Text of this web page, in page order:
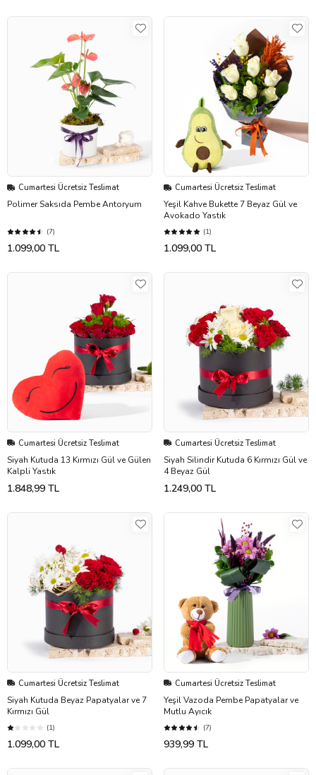
Cumartesi Ücretsiz Teslimat
Polimer Saksıda Pembe Antoryum
(7)
1.099,00 TL
Cumartesi Ücretsiz Teslimat
Yeşil Kahve Bukette 7 Beyaz Gül ve
Avokado Yastık
(1)
1.099,00 TL
Cumartesi Ücretsiz Teslimat
Siyah Kutuda 13 Kırmızı Gül ve Gülen
Kalpli Yastık
1.848,99 TL
Cumartesi Ücretsiz Teslimat
Siyah Silindir Kutuda 6 Kırmızı Gül ve
4 Beyaz Gül
1.249,00 TL
Cumartesi Ücretsiz Teslimat
Siyah Kutuda Beyaz Papatyalar ve 7
Kırmızı Gül
(1)
1.099,00 TL
Cumartesi Ücretsiz Teslimat
Yeşil Vazoda Pembe Papatyalar ve
Mutlu Ayıcık
(7)
939,99 TL